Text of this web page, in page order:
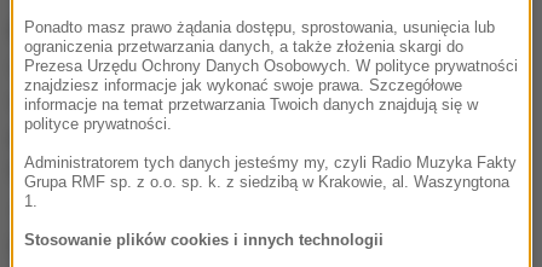
Bułgarski premier i lider GERB Bojko Borysow
odmówił komentowania wyników niedzielnych
wyborów prezydenckich, w których kandydatka jego
partii Cecka Caczewa zajęła drugie miejsce.
Podkreślił, że nie ma jeszcze ostatecznych wyników.
Jego zdaniem różnica między oboma kandydatami
jest zbyt mała i "wciąż jest szansa na zwycięstwo w
Ponadto masz prawo żądania dostępu, sprostowania, usunięcia lub
ograniczenia przetwarzania danych, a także złożenia skargi do
Prezesa Urzędu Ochrony Danych Osobowych. W polityce prywatności
znajdziesz informacje jak wykonać swoje prawa. Szczegółowe
informacje na temat przetwarzania Twoich danych znajdują się w
polityce prywatności.
Administratorem tych danych jesteśmy my, czyli Radio Muzyka Fakty
Grupa RMF sp. z o.o. sp. k. z siedzibą w Krakowie, al. Waszyngtona
1.
Stosowanie plików cookies i innych technologii